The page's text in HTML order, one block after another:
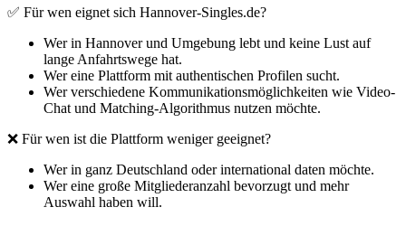
✅ Für wen eignet sich Hannover-Singles.de?
Wer in Hannover und Umgebung lebt und keine Lust auf
lange Anfahrtswege hat.
Wer eine Plattform mit authentischen Profilen sucht.
Wer verschiedene Kommunikationsmöglichkeiten wie Video-
Chat und Matching-Algorithmus nutzen möchte.
❌ Für wen ist die Plattform weniger geeignet?
Wer in ganz Deutschland oder international daten möchte.
Wer eine große Mitgliederanzahl bevorzugt und mehr
Auswahl haben will.